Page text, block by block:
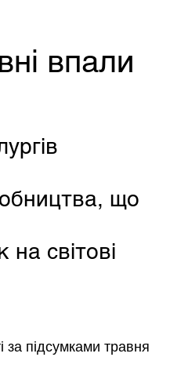
впали
що
світові
за підсумками травня